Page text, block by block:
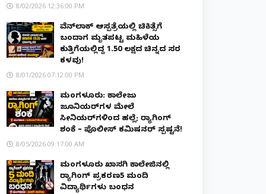
8/02/2026 12:36:00 PM
ವೆನ್‌ಲಾಕ್ ಆಸ್ಪತ್ರೆಯಲ್ಲಿ ಚಿಕಿತ್ಸೆಗೆ
ಬಂದಾಗ ಮೃತಪಟ್ಟ ಮಹಿಳೆಯ
ಕುತ್ತಿಗೆಯಲ್ಲಿದ್ದ ₹1.50 ಲಕ್ಷದ ಚಿನ್ನದ ಸರ
ಕಳವು!
8/01/2026 07:12:00 PM
ಮಂಗಳೂರು: ಕಾಲೇಜು
ಜೂನಿಯರ್‌ಗಳ ಮೇಲೆ
ಸೀನಿಯರ್‌ಗಳಿಂದ ಹಲ್ಲೆ; ರ‌್ಯಾಗಿಂಗ್
ಶಂಕೆ – ಪೊಲೀಸ್ ಕಮಿಷನರ್ ಸ್ಪಷ್ಟನೆ!
8/05/2026 09:17:00 AM
ಮಂಗಳೂರು ಖಾಸಗಿ ಕಾಲೇಜಿನಲ್ಲಿ
ರ‌್ಯಾಗಿಂಗ್ ಪ್ರಕರಣ5 ಮಂದಿ
ವಿದ್ಯಾರ್ಥಿಗಳು ಬಂಧನ